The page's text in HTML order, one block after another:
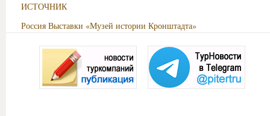
ИСТОЧНИК
Россия Выставки «Музей истории Кронштадта»